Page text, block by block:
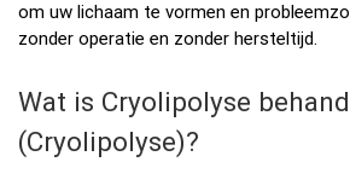
om uw lichaam te vormen en
zonder operatie en zonder hersteltijd.
Wat is Cryolipolyse
(Cryolipolyse)?